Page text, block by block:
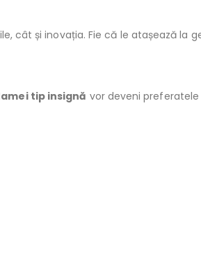
și inovația. Fie că le atașează la
tip insignă vor deveni